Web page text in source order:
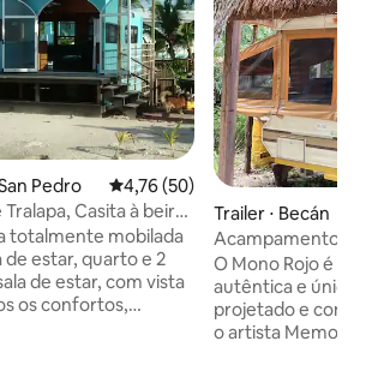
Pedro 4,76 de uma avaliação média
4,76 (50)
Casita à beira-
totalmente mobilada
de estar, quarto e 2
de estar, com vista
Trailer ⋅ Becán
Acampamento
ruínas e cercado
O Mono Rojo é
autêntica e única.
projetado e
o artista Memo